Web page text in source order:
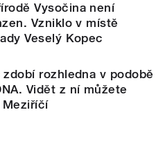
Vysočina není
Vzniklo v místě
Veselý Kopec
rozhledna v podobě
Vidět z ní můžete
Meziříčí